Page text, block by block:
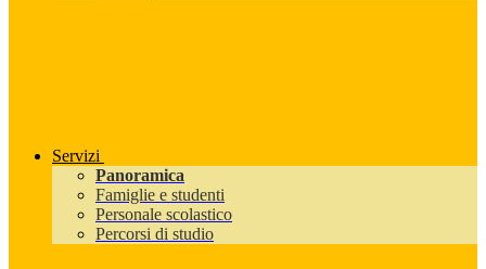
Servizi
Panoramica
Famiglie e studenti
Personale scolastico
Percorsi di studio